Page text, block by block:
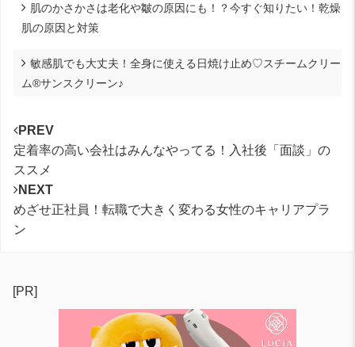
肌のかさかさは老化や皺の原因にも！？今すぐ知りたい！乾燥
肌の原因と対策
敏感肌でも大丈夫！全身に使える日焼け止め♡スチームクリー
ム®サンスクリーン♪
PREV
定着率の高い会社はみんなやってる！入社後「面談」の
ススメ
NEXT
めざせ正社員！転職で大きく変わる女性のキャリアプラ
ン
[PR]